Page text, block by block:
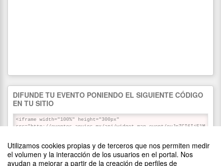
Utilizamos cookies propias y de terceros que nos permiten medir
el volumen y la interacción de los usuarios en el portal. Nos
ayudan a mejorar a partir de la creación de perfiles de
DIFUNDE TU EVENTO PONIENDO EL SIGUIENTE CÓDIGO
EN TU SITIO
PATROCINADORES